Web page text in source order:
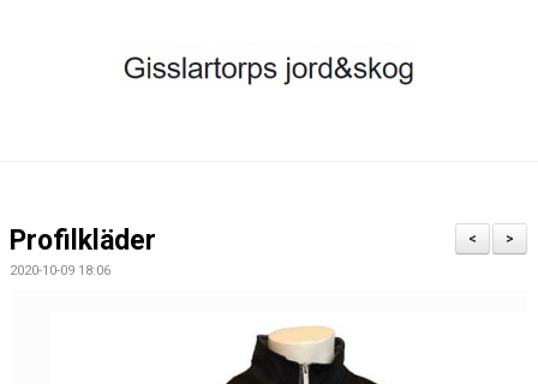
MATCHER
>
<
Profilkläder
2020-10-09 18:06